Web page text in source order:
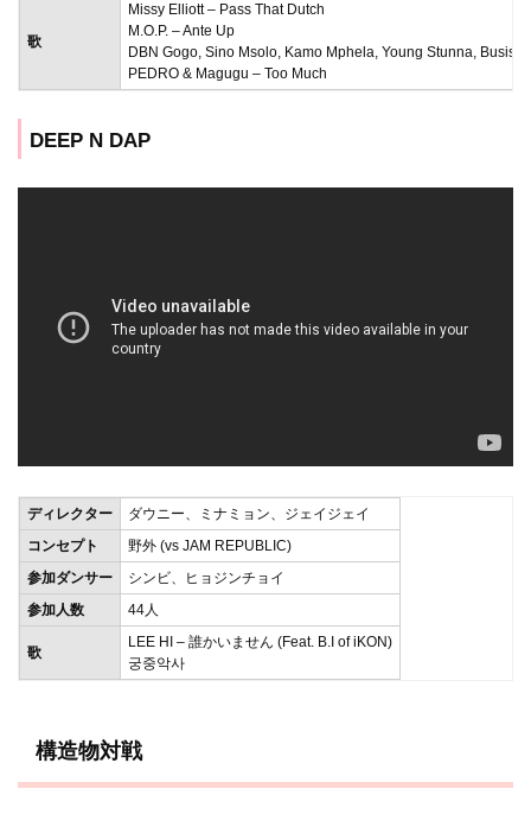
歌
Missy Elliott – Pass That Dutch
M.O.P. – Ante Up
DBN Gogo, Sino Msolo, Kamo Mphela, Young Stunna,
PEDRO & Magugu – Too Much
DEEP N DAP
ディレクター
ダウニー、ミナミョン、ジェイジェイ
コンセプト
野外 (vs JAM REPUBLIC)
参加ダンサー
シンビ、ヒョジンチョイ
参加人数
44人
歌
LEE HI – 誰かいません (Feat. B.I of iKON)
궁중악사
構造物対戦